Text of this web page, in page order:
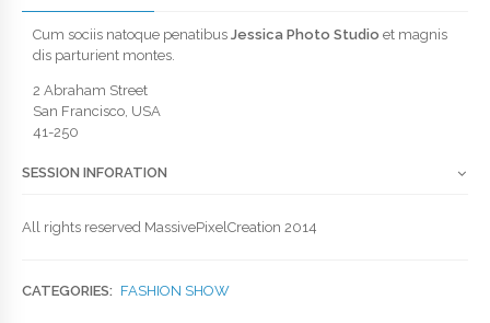
Cum sociis natoque penatibus Jessica Photo Studio et magnis
dis parturient montes.
2 Abraham Street
San Francisco, USA
41-250
SESSION INFORATION
All rights reserved MassivePixelCreation 2014
CATEGORIES: FASHION SHOW